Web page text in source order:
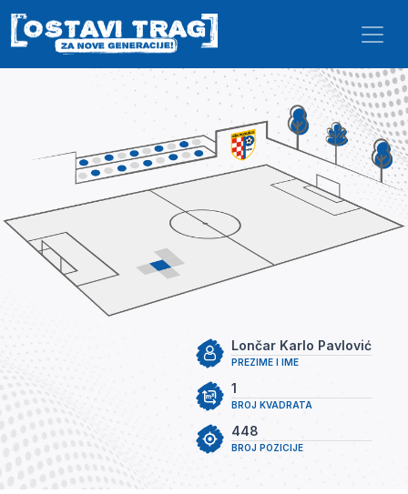
Skip to main content
PREZIME I IME
Lončar Karlo Pavlović
BROJ KVADRATA
1
BROJ POZICIJE
448